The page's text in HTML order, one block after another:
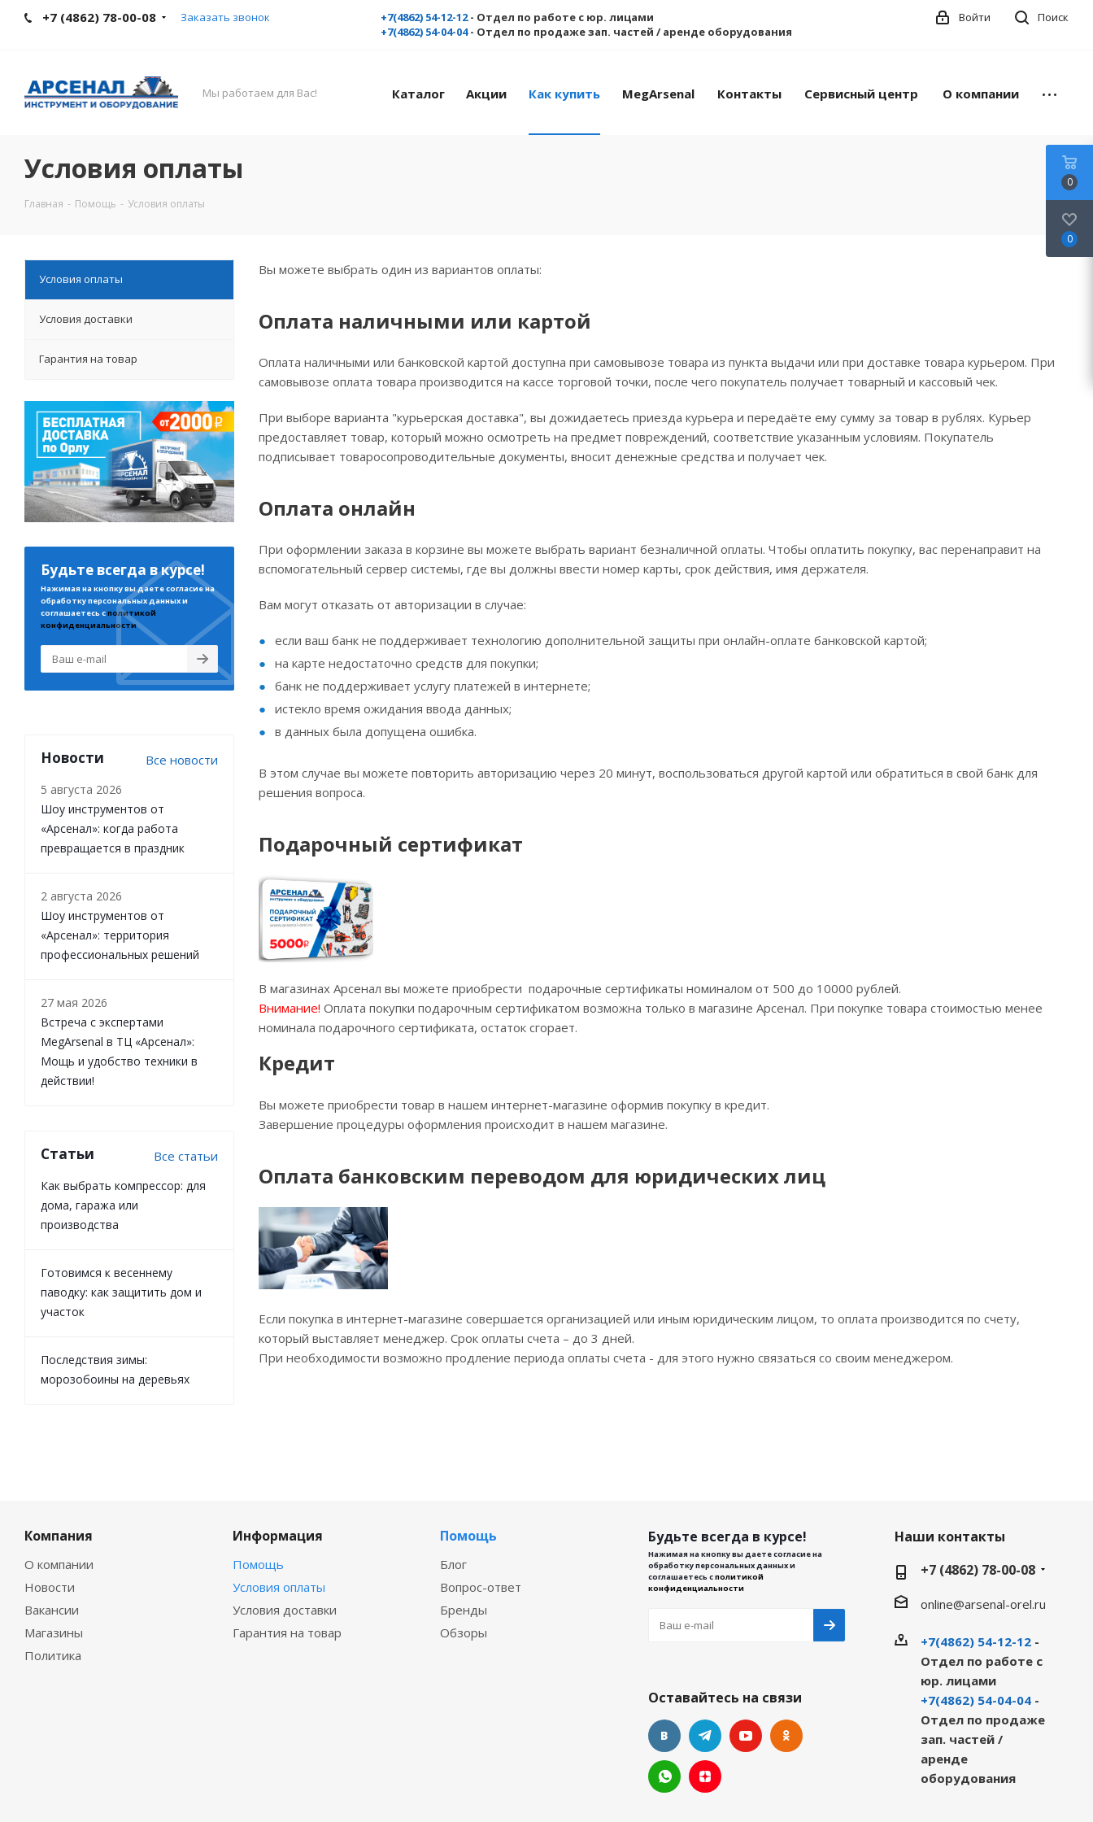
+7 (4862) 78-00-08 Заказать звонок +7(4862) 54-12-12- Отдел по работе с юр. лицами
+7(4862) 54-04-04- Отдел по продаже зап. частей / аренде оборудования
Поиск
Войти
Мы работаем для Вас! Каталог Акции Как купить MegArsenal Контакты Сервисный центр О компании
Условия оплаты
Главная - Помощь - Условия оплаты
Вы можете выбрать один из вариантов оплаты:
Оплата наличными или картой
Оплата наличными или банковской картой доступна при самовывозе товара из пункта выдачи или при доставке товара курьером. При
самовывозе оплата товара производится на кассе торговой точки, после чего покупатель получает товарный и кассовый чек.
При выборе варианта "курьерская доставка", вы дожидаетесь приезда курьера и передаёте ему сумму за товар в рублях. Курьер
предоставляет товар, который можно осмотреть на предмет повреждений, соответствие указанным условиям. Покупатель
подписывает товаросопроводительные документы, вносит денежные средства и получает чек.
Оплата онлайн
При оформлении заказа в корзине вы можете выбрать вариант безналичной оплаты. Чтобы оплатить покупку, вас перенаправит на
вспомогательный сервер системы, где вы должны ввести номер карты, срок действия, имя держателя.
Вам могут отказать от авторизации в случае:
если ваш банк не поддерживает технологию дополнительной защиты при онлайн-оплате банковской картой;
на карте недостаточно средств для покупки;
банк не поддерживает услугу платежей в интернете;
истекло время ожидания ввода данных;
в данных была допущена ошибка.
В этом случае вы можете повторить авторизацию через 20 минут, воспользоваться другой картой или обратиться в свой банк для
решения вопроса.
Подарочный сертификат
В магазинах Арсенал вы можете приобрести подарочные сертификаты номиналом от 500 до 10000 рублей.
Внимание! Оплата покупки подарочным сертификатом возможна только в магазине Арсенал. При покупке товара стоимостью менее
номинала подарочного сертификата, остаток сгорает.
Кредит
Вы можете приобрести товар в нашем интернет-магазине оформив покупку в кредит.
Завершение процедуры оформления происходит в нашем магазине.
Оплата банковским переводом для юридических лиц
Если покупка в интернет-магазине совершается организацией или иным юридическим лицом, то оплата производится по счету,
который выставляет менеджер. Срок оплаты счета – до 3 дней.
При необходимости возможно продление периода оплаты счета - для этого нужно связаться со своим менеджером.
Условия оплаты
Условия доставки
Гарантия на товар
Будьте всегда в курсе!
Нажимая на кнопку вы даете согласие на
обработку персональных данных и
соглашаетесь сполитикой
конфиденциальности
Новости Все новости
5 августа 2026
Шоу инструментов от
«Арсенал»: когда работа
превращается в праздник
2 августа 2026
Шоу инструментов от
«Арсенал»: территория
профессиональных решений
27 мая 2026
Встреча с экспертами
MegArsenal в ТЦ «Арсенал»:
Мощь и удобство техники в
действии!
Статьи Все статьи
Как выбрать компрессор: для
дома, гаража или
производства
Готовимся к весеннему
паводку: как защитить дом и
участок
Последствия зимы:
морозобоины на деревьях
Компания
О компании
Новости
Вакансии
Магазины
Политика
Информация
Помощь
Условия оплаты
Условия доставки
Гарантия на товар
Помощь
Блог
Вопрос-ответ
Бренды
Обзоры
Будьте всегда в курсе!
Нажимая на кнопку вы даете согласие на
обработку персональных данных и
соглашаетесь сполитикой
конфиденциальности
Оставайтесь на связи
Наши контакты
+7 (4862) 78-00-08
online@arsenal-orel.ru
+7(4862) 54-12-12-
Отдел по работе с
юр. лицами
+7(4862) 54-04-04-
Отдел по продаже
зап. частей /
аренде
оборудования
0
0